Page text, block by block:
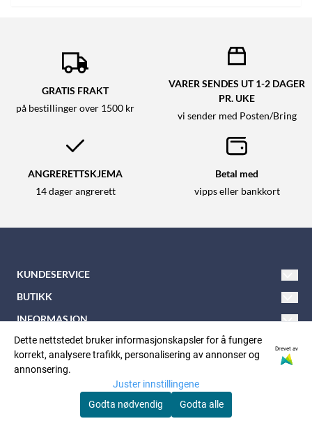
GRATIS FRAKT
på bestillinger over 1500 kr
VARER SENDES UT 1-2 DAGER
PR. UKE
vi sender med Posten/Bring
ANGRERETTSKJEMA
14 dager angrerett
Betal med
vipps eller bankkort
KUNDESERVICE
Tlf: 21 600 900
Nordåsveien 5
1252 Oslo
Org. nr: 937125577
BUTIKK
Vilkår
Kontakt oss
Opprett konto
INFORMASJON
Om oss
Nyhetsbrev
Vår hjemmeside nkk.no
FØLG OSS
Facebook
© Copyright Company, org. nummer xxxxxx-xxxx
Dette nettstedet bruker informasjonskapsler for å fungere
korrekt, analysere trafikk, personalisering av annonser og
annonsering.
Drevet av
Juster innstillingene
Godta nødvendig
Godta alle